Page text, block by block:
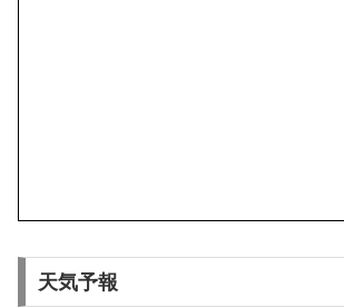
天気予報